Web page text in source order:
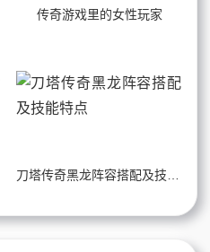
传奇游戏里的女性玩家